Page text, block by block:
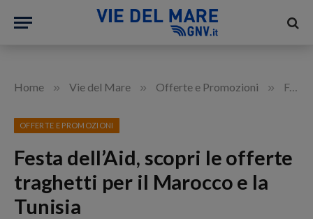
Home » Vie del Mare » Offerte e Promozioni » Festa dell’Aid, scopri le offerte traghetti per il Marocco e la Tunisia
OFFERTE E PROMOZIONI
Festa dell’Aid, scopri le offerte
traghetti per il Marocco e la
Tunisia